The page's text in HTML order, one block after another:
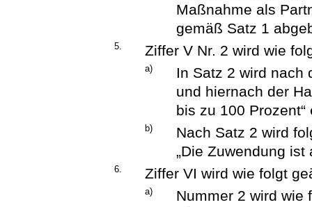
Maßnahme als
gemäß Satz 1
5. Ziffer V Nr. 2 wird wie
a)
In Satz 2 wird nach
und hiernach der
bis zu 100 Prozent“
b)
Nach Satz 2 wird
„Die Zuwendung
6. Ziffer VI wird wie folgt
a) Nummer 2 wird wie